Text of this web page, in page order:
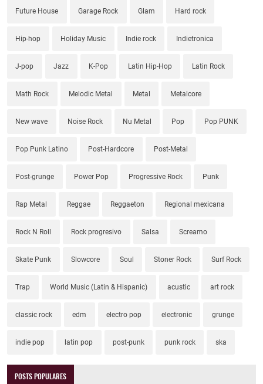
Future House Garage Rock Glam Hard rock
Hip-hop Holiday Music Indie rock Indietronica
J-pop Jazz K-Pop Latin Hip-Hop Latin Rock
Math Rock Melodic Metal Metal Metalcore
New wave Noise Rock Nu Metal Pop Pop PUNK
Pop Punk Latino Post-Hardcore Post-Metal
Post-grunge Power Pop Progressive Rock Punk
Rap Metal Reggae Reggaeton Regional mexicana
Rock N Roll Rock progresivo Salsa Screamo
Skate Punk Slowcore Soul Stoner Rock Surf Rock
Trap World Music (Latin & Hispanic) acustic art rock
classic rock edm electro pop electronic grunge
indie pop latin pop post-punk punk rock ska
POSTS POPULARES